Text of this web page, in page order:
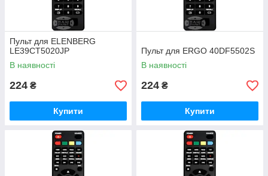
Пульт для ELENBERG
LE39CT5020JP
В наявності
224 ₴
Купити
Пульт для ERGO 40DF5502S
В наявності
224 ₴
Купити